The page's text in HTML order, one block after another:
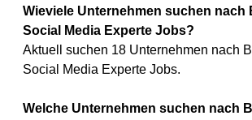
Wieviele Unternehmen suchen nach
Social Media Experte Jobs?
Aktuell suchen 18 Unternehmen nach
Social Media Experte Jobs.
Welche Unternehmen suchen nach